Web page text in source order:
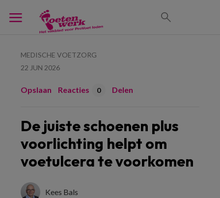
MEDISCHE VOETZORG
22 JUN 2026
Opslaan Reacties 0 Delen
De juiste schoenen plus
voorlichting helpt om
voetulcera te voorkomen
Kees Bals